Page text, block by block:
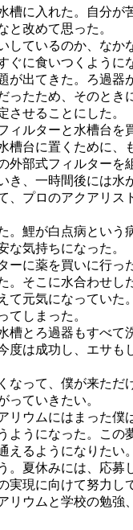
に入れた。自分が
と改めて思った。
ているのか、なか
ぐに食いつくように
出てきた。ろ過器
ったため、そのと
させることにした。
ルターと水槽台を
槽台に置くために
外部式フィルター
き、一時間後には
、プロのアクアリ
鯉が白点病という
な気持ちになった。
に薬を買いに行っ
。そこに水合わせし
元気になっていた
てしまった。
とろ過器もすべて
度は成功し、エサ
って、僕が来ただ
っていきたい。
ウムにはまった僕
ようになった。こ
えるようになりたい
。夏休みには、応
実現に向けて努力し
ウムと学校の勉強